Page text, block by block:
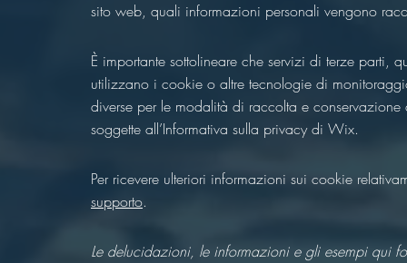
sito web, quali informazioni personali vengono
È importante sottolineare che servizi di terze
utilizzano i cookie o altre tecnologie di
diverse per le modalità di raccolta e
soggette all’Informativa sulla privacy di Wix.
Per ricevere ulteriori informazioni sui cookie
supporto.
Le delucidazioni, le informazioni e gli esempi qui